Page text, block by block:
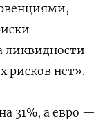
ликвидности
рисков нет».
31%, а евро —